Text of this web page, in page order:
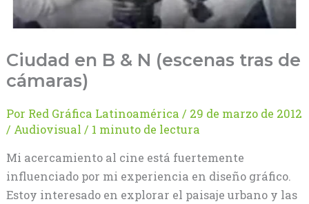
Ciudad en B & N (escenas tras de
cámaras)
Por Red Gráfica Latinoamérica / 29 de marzo de 2012
/ Audiovisual / 1 minuto de lectura
Mi acercamiento al cine está fuertemente
influenciado por mi experiencia en diseño gráfico.
Estoy interesado en explorar el paisaje urbano y las